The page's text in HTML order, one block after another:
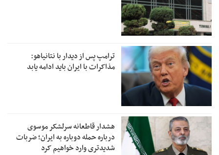
ترامپ پس از دیدار با نتانیاهو:
مذاکرات با ایران باید ادامه یابد
هشدار قاطعانه سرلشکر موسوی
درباره حمله دوباره به ایران؛ ضربات
شدیدتری وارد خواهیم کرد